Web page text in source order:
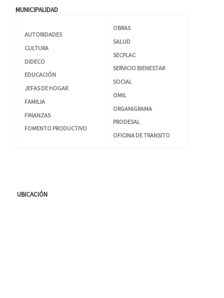
MUNICIPALIDAD
AUTORIDADES
CULTURA
DIDECO
EDUCACIÓN
JEFAS DE HOGAR
FAMILIA
FINANZAS
FOMENTO PRODUCTIVO
OBRAS
SALUD
SECPLAC
SERVICIO BIENESTAR
SOCIAL
OMIL
ORGANIGRAMA
PRODESAL
OFICINA DE TRANSITO
UBICACIÓN